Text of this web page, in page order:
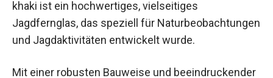
khaki ist ein hochwertiges, vielseitiges
Jagdfernglas, das speziell für
Naturbeobachtungen und Jagdaktivitäten